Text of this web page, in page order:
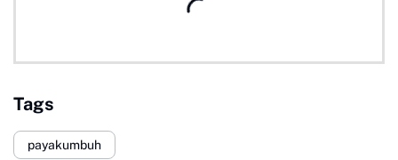
Tags
payakumbuh